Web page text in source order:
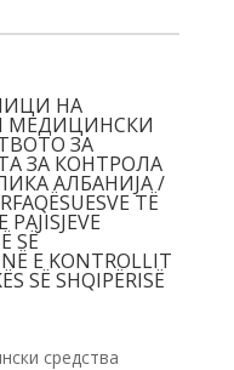
НА
МЕДИЦИНСКИ
ЗА
ЗА КОНТРОЛА
АЛБАНИЈА /
TË
PAJISJEVE
SË
E KONTROLLIT
SË SHQIPËRISË
средства